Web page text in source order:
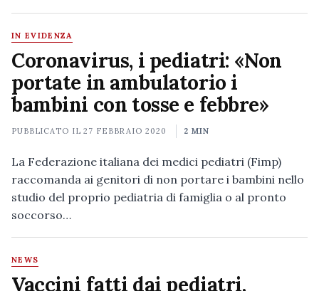
IN EVIDENZA
Coronavirus, i pediatri: «Non
portate in ambulatorio i
bambini con tosse e febbre»
PUBBLICATO IL27 FEBBRAIO 2020 2 MIN
La Federazione italiana dei medici pediatri (Fimp)
raccomanda ai genitori di non portare i bambini nello
studio del proprio pediatria di famiglia o al pronto
soccorso…
NEWS
Vaccini fatti dai pediatri,